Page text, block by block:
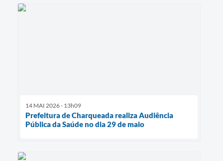
14 MAI 2026 - 13h09
Prefeitura de Charqueada realiza Audiência
Pública da Saúde no dia 29 de maio